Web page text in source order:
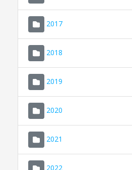
2017
2018
2019
2020
2021
2022